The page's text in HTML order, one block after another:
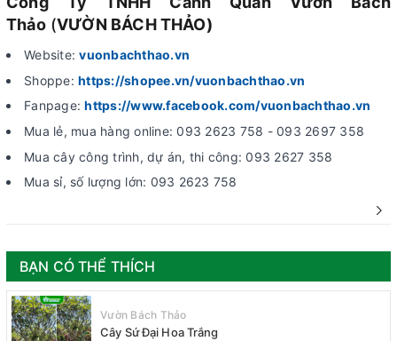
Thảo(VƯỜN BÁCH THẢO)
Website:vuonbachthao.vn
Shoppe: https://shopee.vn/vuonbachthao.vn
Fanpage:https://www.facebook.com/vuonbachthao.vn
Mua lẻ, mua hàng online: 093 2623 758 - 093 2697 358
Mua cây công trình, dự án, thi công: 093 2627 358
Mua sỉ, số lượng lớn: 093 2623 758
BẠN CÓ THỂ THÍCH
Vườn Bách Thảo
Cây Sứ Đại Hoa Trắng